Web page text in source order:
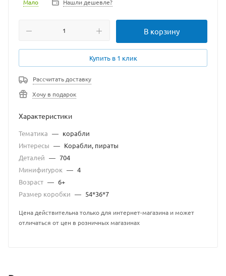
Мало Нашли дешевле?
В корзину
Купить в 1 клик
Рассчитать доставку
Хочу в подарок
Характеристики
Тематика — корабли
Интересы — Корабли, пираты
Деталей — 704
Минифигурок — 4
Возраст — 6+
Размер коробки — 54*36*7
Цена действительна только для интернет-магазина и может
отличаться от цен в розничных магазинах